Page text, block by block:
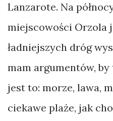
Lanzarote. Na
miejscowości Orzola
ładniejszych dróg
mam argumentów,
jest to: morze, lawa,
ciekawe plaże, jak